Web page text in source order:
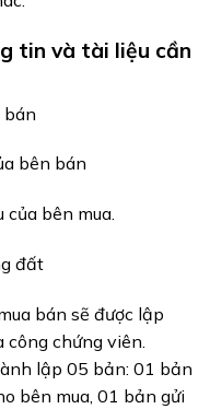
tin và tài liệu cần
bán
bên bán
bên mua.
đất
bán sẽ được lập
chứng viên.
lập 05 bản: 01 bản
bên mua, 01 bản gửi